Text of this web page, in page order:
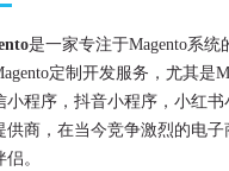
是一家专注于Magento系
定制开发服务，尤其是
小程序，抖音小程序，小红
供商，在当今竞争激烈的电
。